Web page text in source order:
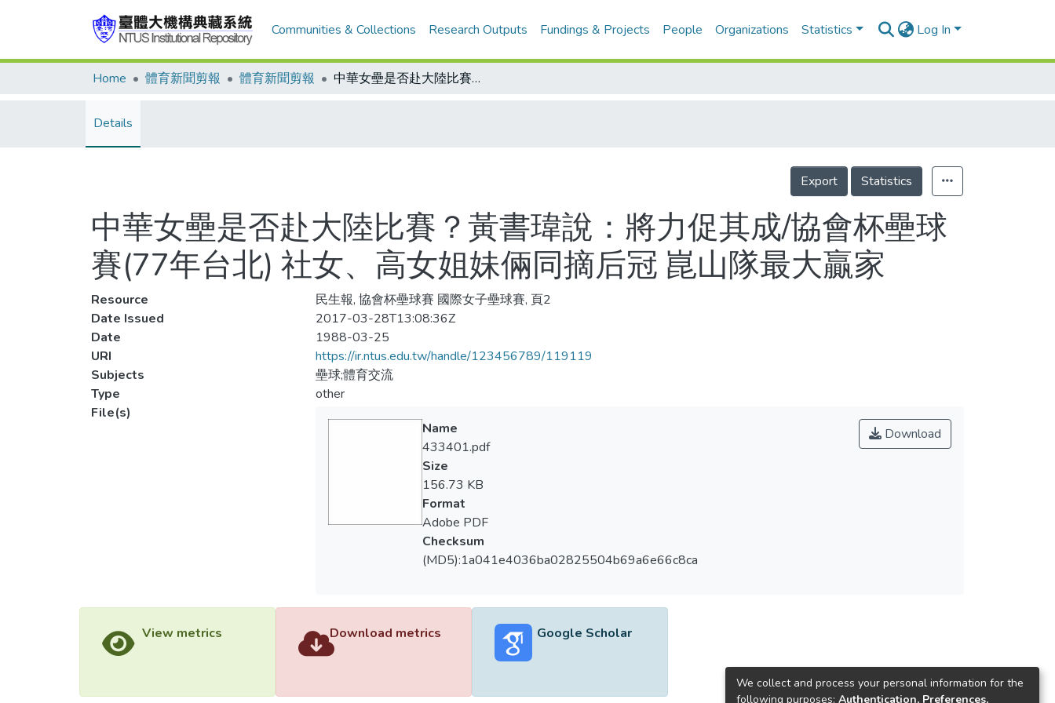
Communities & Collections Research Outputs Fundings & Projects People Organizations Statistics Log In
Home 體育新聞剪報 體育新聞剪報 中華女壘是否赴大陸比賽？黃書瑋說：將力促其成/協會杯壘球賽(77年台北) 社女、高女姐妹倆同摘后冠 崑山隊最大贏家
Details
Export Statistics
中華女壘是否赴大陸比賽？黃書瑋說：將力促其成/協會杯壘球
賽(77年台北) 社女、高女姐妹倆同摘后冠 崑山隊最大贏家
Resource
民生報, 協會杯壘球賽 國際女子壘球賽, 頁2
Date Issued
2017-03-28T13:08:36Z
Date
1988-03-25
URI
https://ir.ntus.edu.tw/handle/123456789/119119
Subjects
壘球;體育交流
Type
other
File(s)
Download
Name
433401.pdf
Size
156.73 KB
Format
Adobe PDF
Checksum
(MD5):1a041e4036ba02825504b69a6e66c8ca
View metrics Download metrics Google Scholar
We collect and process your personal information for the
following purposes: Authentication, Preferences,